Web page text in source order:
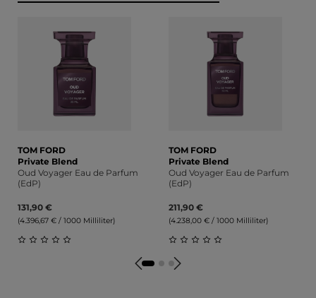
TOM FORD
Private Blend
Oud Voyager Eau de Parfum
(EdP)
131,90 €
(4.396,67 € / 1000 Milliliter)
Durchschnittliche Bewertung von 0 von 5 Sternen
TOM FORD
Private Blend
Oud Voyager Eau de Parfum
(EdP)
211,90 €
(4.238,00 € / 1000 Milliliter)
Durchschnittliche